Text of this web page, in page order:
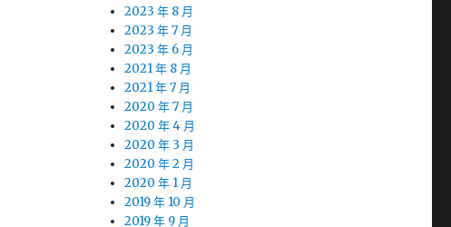
2023 年 8 月
2023 年 7 月
2023 年 6 月
2021 年 8 月
2021 年 7 月
2020 年 7 月
2020 年 4 月
2020 年 3 月
2020 年 2 月
2020 年 1 月
2019 年 10 月
2019 年 9 月